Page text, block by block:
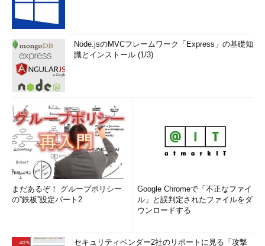
Node.jsのMVCフレームワーク「Express」の基礎知
識とインストール (1/3)
まだあるぞ！ グループポリシー
の“鉄板”設定パート2
Google Chromeで「不正なファイ
ル」と誤判定されたファイルをダ
ウンロードする
セキュリティベンダー2社のリポートに見る「攻撃